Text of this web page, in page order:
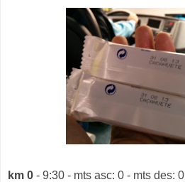
km 0 - 9:30 - mts asc: 0 - mts des: